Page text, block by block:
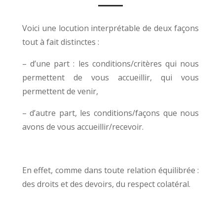
Voici une locution interprétable de deux façons
tout à fait distinctes :
– d’une part : les conditions/critères qui nous
permettent de vous accueillir, qui vous
permettent de venir,
– d’autre part, les conditions/façons que nous
avons de vous accueillir/recevoir.
En effet, comme dans toute relation équilibrée :
des droits et des devoirs, du respect colatéral.